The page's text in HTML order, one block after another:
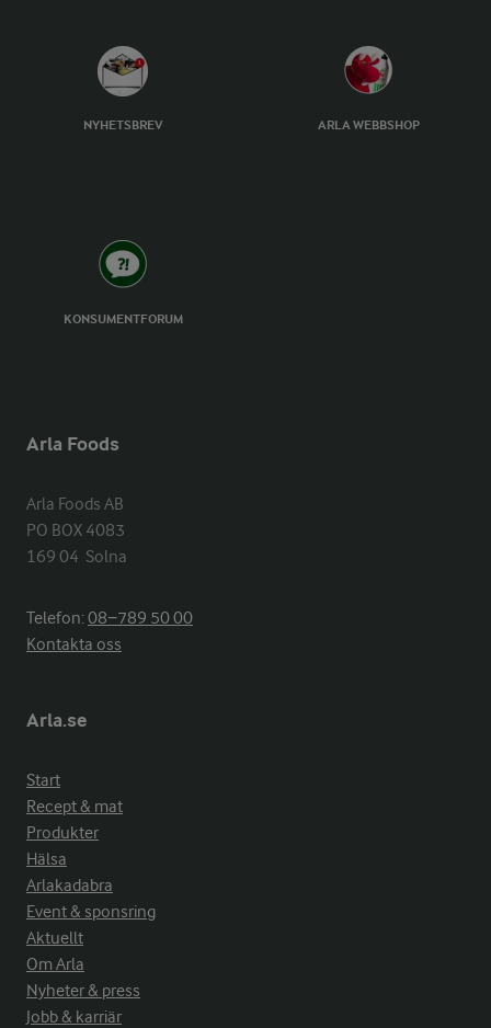
NYHETSBREV ARLA WEBBSHOP
KONSUMENTFORUM
Arla Foods
Arla Foods AB
PO BOX 4083
169 04  Solna
Telefon:08−789 50 00
Kontakta oss
Arla.se
Start
Recept & mat
Produkter
Hälsa
Arlakadabra
Event & sponsring
Aktuellt
Om Arla
Nyheter & press
Jobb & karriär